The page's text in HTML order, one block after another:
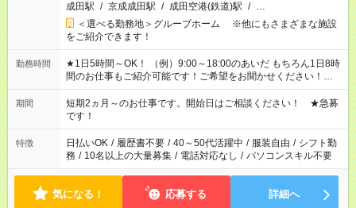
成田駅 / 京成成田駅 / 成田空港(鉄道)駅 / …
＜選べる勤務地＞グループホーム ※他にもさまざまな施設
をご紹介できます！
勤務時間
★1日5時間～OK！ （例）9:00～18:00のあいだ もちろん1日8時
間のお仕事もご紹介可能です！ご希望をお聞かせください！★家
庭の都合でお休みが必要な場合も遠慮なくご相談ください。 ※
週最低15時間以上の勤務が必要です
期間
短期2ヵ月～のお仕事です。開始日はご相談ください！ ★急募
です！
特徴 日払いOK / 履歴書不要 / 40～50代活躍中 / 服装自由 / シフト勤
務 / 10名以上の大量募集 / 電話対応なし / パソコンスキル不要
気になる！ 応募する 詳細へ